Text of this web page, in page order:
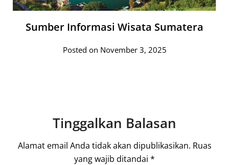
Sumber Informasi Wisata Sumatera
Posted on November 3, 2025
Tinggalkan Balasan
Alamat email Anda tidak akan dipublikasikan. Ruas
yang wajib ditandai *